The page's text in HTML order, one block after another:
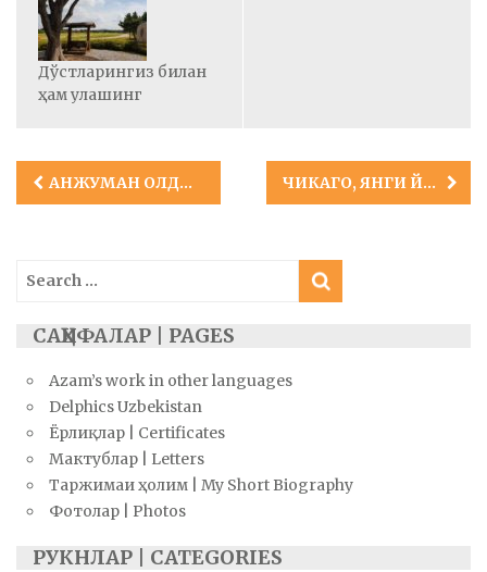
Дўстларингиз билан
ҳам улашинг
Post
navigation
АНЖУМАН ОЛДИ ЎЙЛАРИ ЧИКАГО, ЯНГИ ЙОРК, ВАШИНГТОН!
Search
for:
САҲИФАЛАР | PAGES
Azam’s work in other languages
Delphics Uzbekistan
Ёрлиқлар | Certificates
Мактублар | Letters
Таржимаи ҳолим | My Short Biography
Фотолар | Photos
РУКНЛАР | CATEGORIES